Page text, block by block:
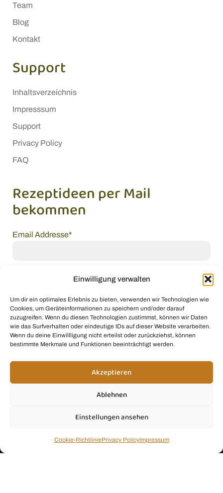
Einwilligung verwalten
Um dir ein optimales Erlebnis zu bieten, verwenden wir Technologien wie
Cookies, um Geräteinformationen zu speichern und/oder darauf
zuzugreifen. Wenn du diesen Technologien zustimmst, können wir Daten
wie das Surfverhalten oder eindeutige IDs auf dieser Website verarbeiten.
Wenn du deine Einwillligung nicht erteilst oder zurückziehst, können
bestimmte Merkmale und Funktionen beeinträchtigt werden.
Akzeptieren
Ablehnen
Einstellungen ansehen
Cookie-RichtliniePrivacy PolicyImpressum
Team
Blog
Kontakt
Support
Inhaltsverzeichnis
Impresssum
Support
Privacy Policy
FAQ
Rezeptideen per Mail
bekommen
Email Addresse*
Juice & Fresh Drink Smoothie Kit byThoka Network Wordpress